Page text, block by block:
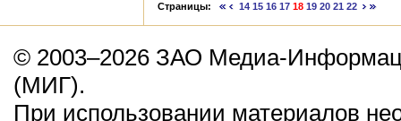
Страницы: 14 15 16 17 18 19 20 21 22
© 2003–2026 ЗАО Медиа-
(МИГ).
При использовании материалов